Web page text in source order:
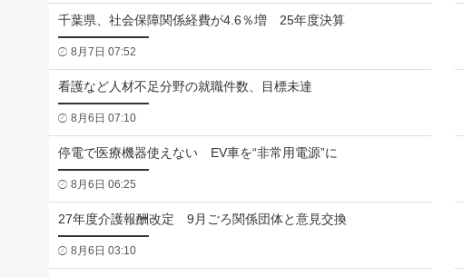
千葉県、社会保障関係経費が4.6％増 25年度決算
8月7日 07:52
看護など人材不足分野の就職件数、目標未達
8月6日 07:10
停電で医療機器使えない EV車を“非常用電源”に
8月6日 06:25
27年度介護報酬改定 9月ごろ関係団体と意見交換
8月6日 03:10